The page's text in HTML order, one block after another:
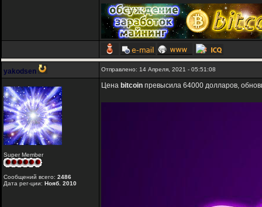
yakodsen Отправлено: 14 Апреля, 2021 - 05:51:08
Super Member
Сообщений всего: 2486
Дата рег-ции: Нояб. 2010
Цена bitcoin превысила 64000 долларов,